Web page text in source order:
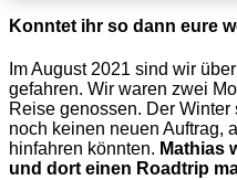
Konntet ihr so dann eure
Im August 2021 sind wir
gefahren. Wir waren zwei
Reise genossen. Der
noch keinen neuen Auftrag,
hinfahren könnten. Mathias
und dort einen Roadtrip